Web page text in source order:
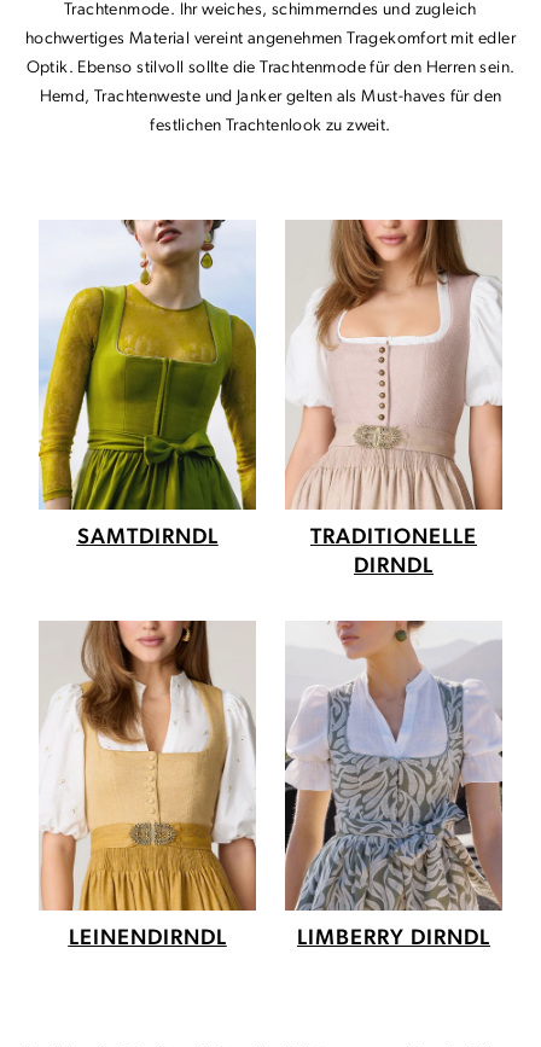
Trachtenmode. Ihr weiches, schimmerndes und zugleich
hochwertiges Material vereint angenehmen Tragekomfort mit edler
Optik. Ebenso stilvoll sollte die Trachtenmode für den Herren sein.
Hemd, Trachtenweste und Janker gelten als Must-haves für den
festlichen Trachtenlook zu zweit.
SAMTDIRNDL
TRADITIONELLE
DIRNDL
LEINENDIRNDL LIMBERRY DIRNDL